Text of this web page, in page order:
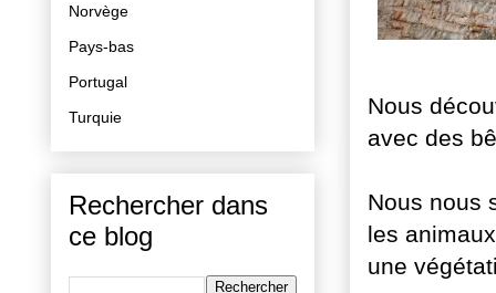
Nous
avec des
Nous nous
les
une
Norvège
Pays-bas
Portugal
Turquie
Rechercher dans
ce blog